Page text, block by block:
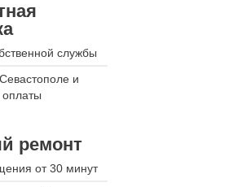
службы
и
оплаты
ремонт
от 30 минут